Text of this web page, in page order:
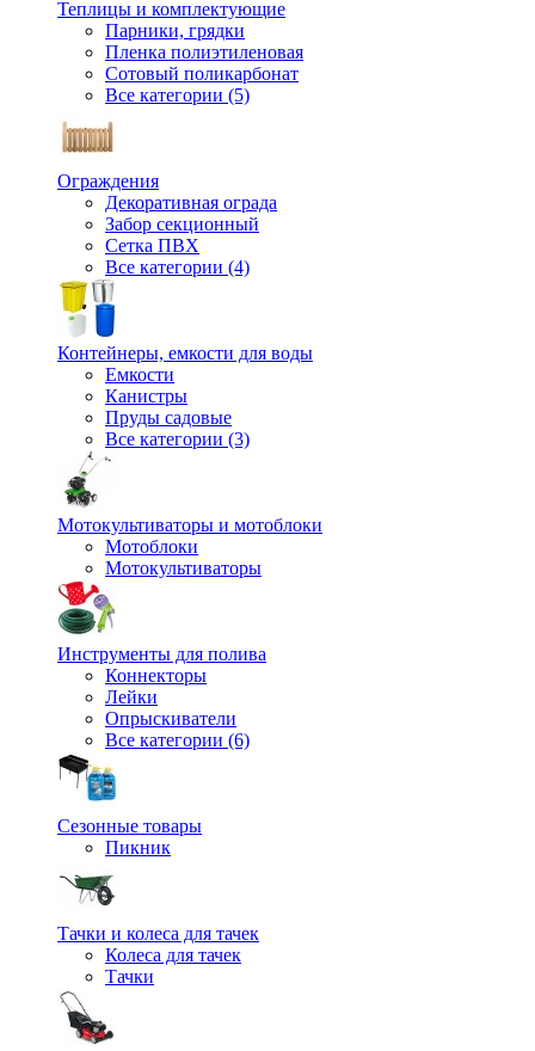
Теплицы и комплектующие
Парники, грядки
Пленка полиэтиленовая
Сотовый поликарбонат
Все категории (5)
Ограждения
Декоративная ограда
Забор секционный
Сетка ПВХ
Все категории (4)
Контейнеры, емкости для воды
Емкости
Канистры
Пруды садовые
Все категории (3)
Мотокультиваторы и мотоблоки
Мотоблоки
Мотокультиваторы
Инструменты для полива
Коннекторы
Лейки
Опрыскиватели
Все категории (6)
Сезонные товары
Пикник
Тачки и колеса для тачек
Колеса для тачек
Тачки